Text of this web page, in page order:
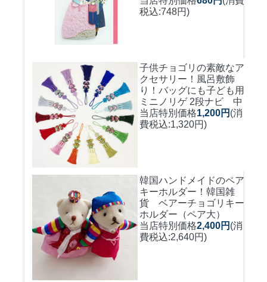
税込:748円)
子供チョゴリの素敵なア
クセサリー！風呂敷飾
り！バッグにも子ども用
ミニノリゲ 2段ナビ 中
当店特別価格1,200円 (消
費税込:1,320円)
韓国ハンドメイドのペア
キーホルダー！ 韓国雑
貨 ベアーチョゴリキー
ホルダー（ペア大）
当店特別価格2,400円 (消
費税込:2,640円)